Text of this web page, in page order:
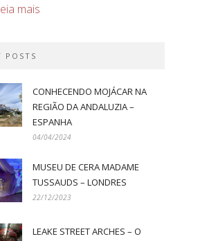
mais
POSTS
CONHECENDO MOJÁCAR NA
REGIÃO DA ANDALUZIA –
ESPANHA
04/04/2024
MUSEU DE CERA MADAME
TUSSAUDS – LONDRES
22/12/2023
LEAKE STREET ARCHES – O